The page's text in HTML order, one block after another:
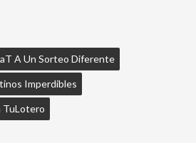
A Un Sorteo Diferente
Imperdibles
TuLotero